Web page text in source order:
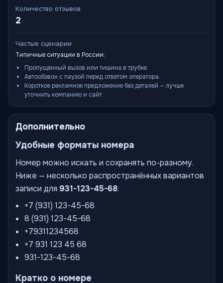
Количество отзывов
2
Частые сценарии
Типичные ситуации в России:
Пропущенный вызов или тишина в трубке.
Автообзвон с паузой перед ответом оператора.
Короткое рекламное предложение без деталей — лучше
уточнить компанию и сайт.
Дополнительно
Удобные форматы номера
Номер можно искать и сохранять по-разному.
Ниже — несколько распространённых вариантов
записи для 931-123-45-68:
+7 (931) 123-45-68
8 (931) 123-45-68
+79311234568
+7 931 123 45 68
931-123-45-68
Кратко о номере